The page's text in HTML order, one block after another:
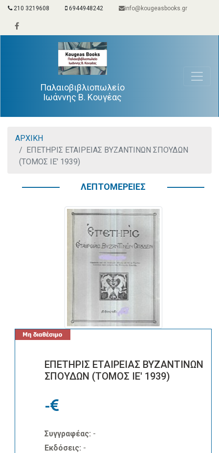
210 3219608 6944948242 info@kougeasbooks.gr
Παλαιοβιβλιοπωλείο
Ιωάννης Β. Κουγέας
ΑΡΧΙΚΗ
ΕΠΕΤΗΡΙΣ ΕΤΑΙΡΕΙΑΣ ΒΥΖΑΝΤΙΝΩΝ ΣΠΟΥΔΩΝ
(ΤΟΜΟΣ ΙΕ' 1939)
ΛΕΠΤΟΜΕΡΕΙΕΣ
ΕΠΕΤΗΡΙΣ ΕΤΑΙΡΕΙΑΣ ΒΥΖΑΝΤΙΝΩΝ
ΣΠΟΥΔΩΝ (ΤΟΜΟΣ ΙΕ' 1939)
-
Συγγραφέας: -
Εκδόσεις: -